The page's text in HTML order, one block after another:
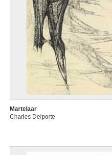
Martelaar
Charles Delporte